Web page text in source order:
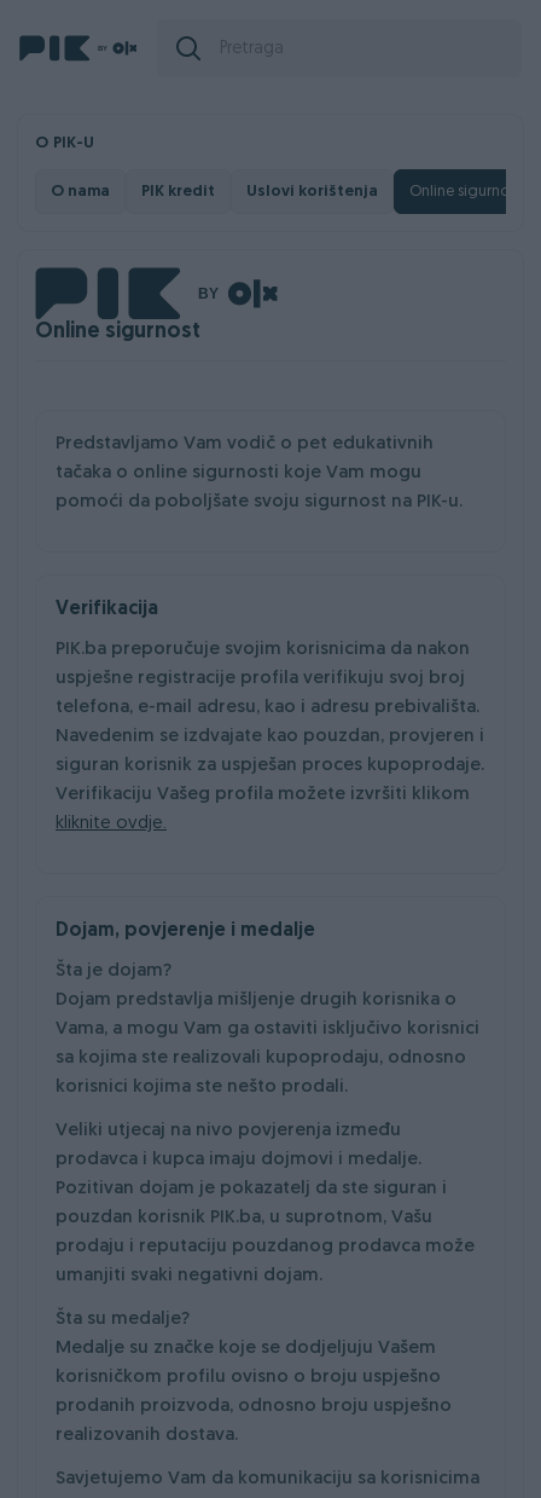
O PIK-U
O nama PIK kredit Uslovi korištenja Online sigurnost
Online sigurnost
Predstavljamo Vam vodič o pet edukativnih
tačaka o online sigurnosti koje Vam mogu
pomoći da poboljšate svoju sigurnost na PIK-u.
Verifikacija
PIK.ba preporučuje svojim korisnicima da nakon
uspješne registracije profila verifikuju svoj broj
telefona, e-mail adresu, kao i adresu prebivališta.
Navedenim se izdvajate kao pouzdan, provjeren i
siguran korisnik za uspješan proces kupoprodaje.
Verifikaciju Vašeg profila možete izvršiti klikom
kliknite ovdje.
Dojam, povjerenje i medalje
Šta je dojam?
Dojam predstavlja mišljenje drugih korisnika o
Vama, a mogu Vam ga ostaviti isključivo korisnici
sa kojima ste realizovali kupoprodaju, odnosno
korisnici kojima ste nešto prodali.
Veliki utjecaj na nivo povjerenja između
prodavca i kupca imaju dojmovi i medalje.
Pozitivan dojam je pokazatelj da ste siguran i
pouzdan korisnik PIK.ba, u suprotnom, Vašu
prodaju i reputaciju pouzdanog prodavca može
umanjiti svaki negativni dojam.
Šta su medalje?
Medalje su značke koje se dodjeljuju Vašem
korisničkom profilu ovisno o broju uspješno
prodanih proizvoda, odnosno broju uspješno
realizovanih dostava.
Savjetujemo Vam da komunikaciju sa korisnicima